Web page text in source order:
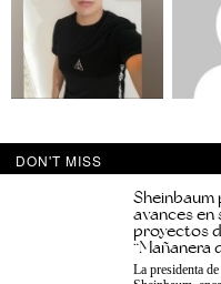
DON'T MISS
Sheinbaum
avances
proyectos
“Mañanera
La presidenta